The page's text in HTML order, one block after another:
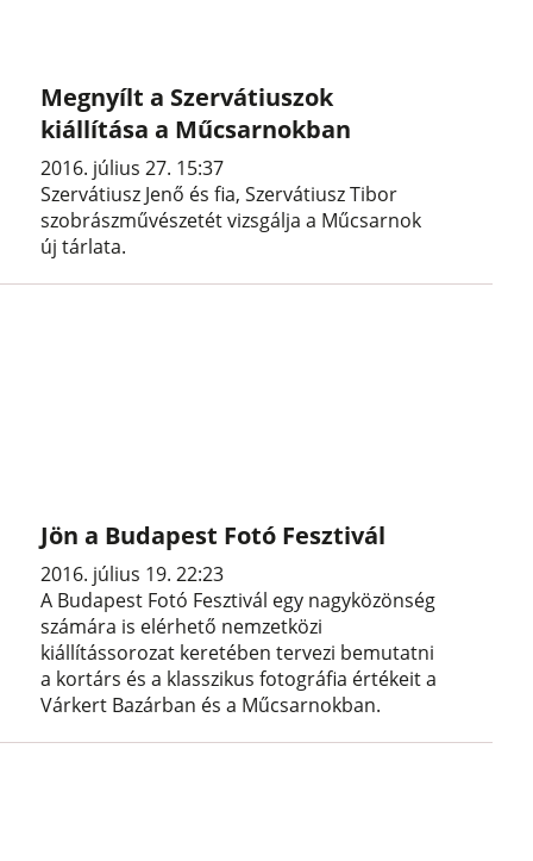
Megnyílt a Szervátiuszok
kiállítása a Műcsarnokban
2016. július 27. 15:37
Szervátiusz Jenő és fia, Szervátiusz Tibor
szobrászművészetét vizsgálja a Műcsarnok
új tárlata.
Jön a Budapest Fotó Fesztivál
2016. július 19. 22:23
A Budapest Fotó Fesztivál egy nagyközönség
számára is elérhető nemzetközi
kiállítássorozat keretében tervezi bemutatni
a kortárs és a klasszikus fotográfia értékeit a
Várkert Bazárban és a Műcsarnokban.